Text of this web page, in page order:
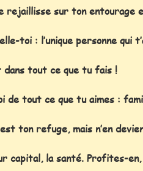
rejaillisse sur ton entourage
toi : l’unique personne qui
dans tout ce que tu fais !
de tout ce que tu aimes :
ton refuge, mais n’en
capital, la santé. Profites-